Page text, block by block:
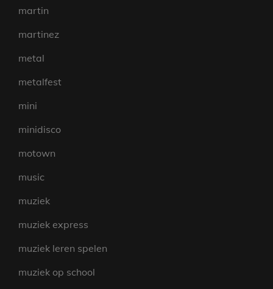
martin
martinez
metal
metalfest
mini
minidisco
motown
music
muziek
muziek express
muziek leren spelen
muziek op school